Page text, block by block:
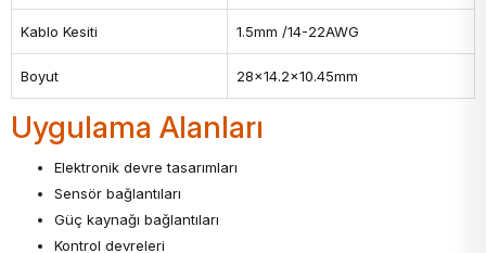
Kablo Kesiti 1.5mm /14-22AWG
Boyut 28x14.2x10.45mm
Uygulama Alanları
Elektronik devre tasarımları
Sensör bağlantıları
Güç kaynağı bağlantıları
Kontrol devreleri